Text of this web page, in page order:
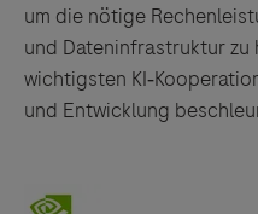
um die nötige
und Dateninfrastruktur zu
wichtigsten
und Entwicklung
Links zu Websites
lehnt ausdrücklich